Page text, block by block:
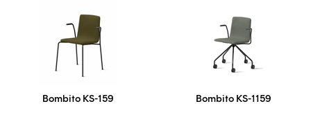
Bombito KS-159 Bombito KS-1159